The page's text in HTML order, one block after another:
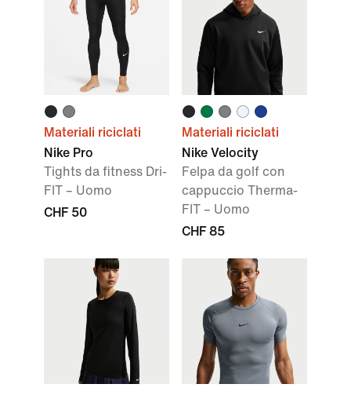
Materiali riciclati
Nike Pro
Tights da fitness Dri-
FIT – Uomo
CHF 50
Materiali riciclati
Nike Velocity
Felpa da golf con
cappuccio Therma-
FIT – Uomo
CHF 85